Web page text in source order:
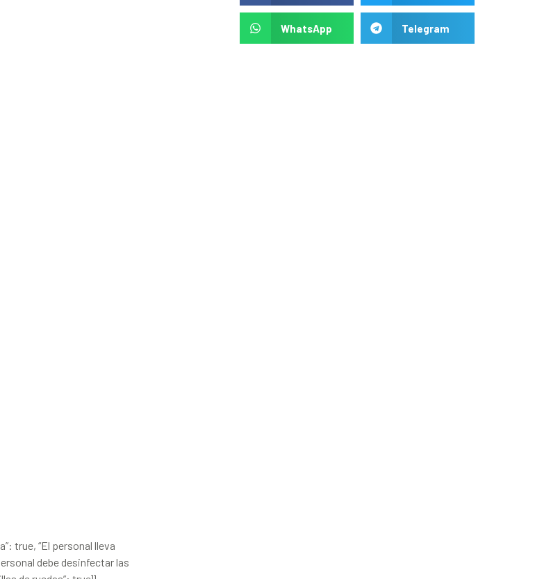
true, “El personal lleva
debe desinfectar las
WhatsApp Telegram